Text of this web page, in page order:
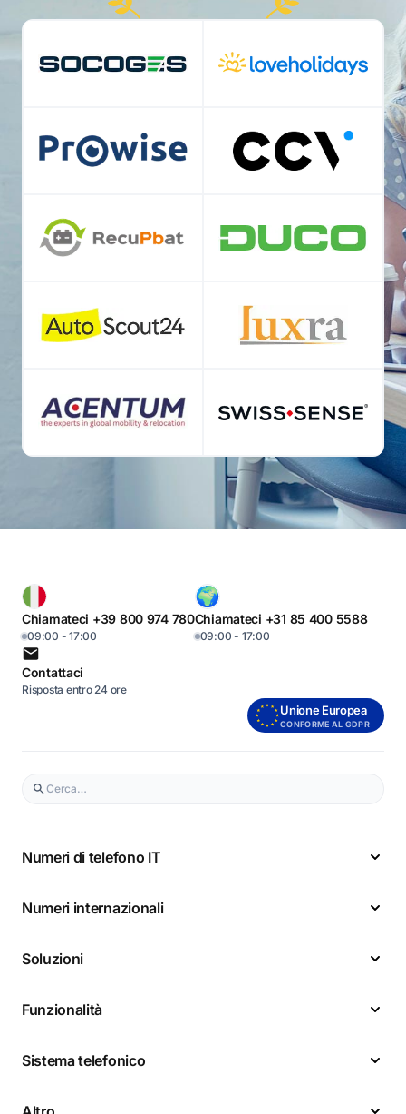
Chiamateci +39 800 974 780
09:00 - 17:00
Chiamateci +31 85 400 5588
09:00 - 17:00
Contattaci
Risposta entro 24 ore
Unione Europea
CONFORME AL GDPR
Numeri di telefono IT
Numeri internazionali
Soluzioni
Funzionalità
Sistema telefonico